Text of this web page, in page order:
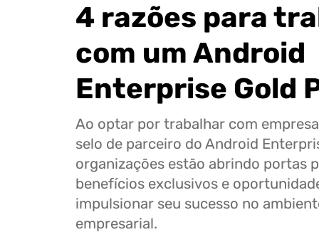
4 razões para
com um Android
Enterprise Gold
Ao optar por trabalhar com
selo de parceiro do Android
organizações estão abrindo portas
benefícios exclusivos e
impulsionar seu sucesso no
empresarial.